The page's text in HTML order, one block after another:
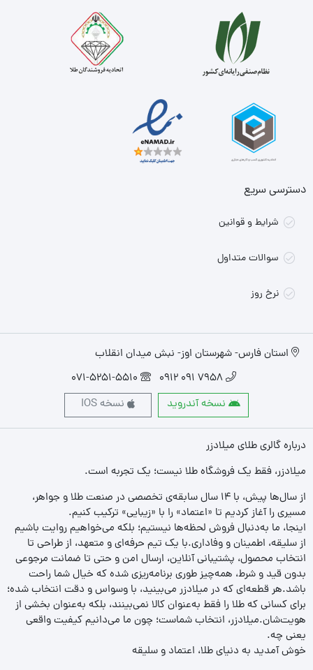
دسترسی سریع
شرایط و قوانین
سوالات متداول
نرخ روز
استان فارس- شهرستان اوز- نبش میدان انقلاب
7958 091 0912
071-5251-5510
نسخه آندروید
نسخه IOS
درباره گالری طلای میلادزر
میلادزر، فقط یک فروشگاه طلا نیست؛ یک تجربه‌ است.
از سال‌ها پیش، با ۱۴ سال سابقه‌ی تخصصی در صنعت طلا و جواهر،
مسیری را آغاز کردیم تا «اعتماد» را با «زیبایی» ترکیب کنیم.
اینجا، ما به‌دنبال فروش لحظه‌ها نیستیم؛ بلکه می‌خواهیم روایت باشیم
از سلیقه، اطمینان و وفاداری.با یک تیم حرفه‌ای و متعهد، از طراحی تا
انتخاب محصول، پشتیبانی آنلاین، ارسال امن و حتی تا ضمانت مرجوعی
بدون قید و شرط، همه‌چیز طوری برنامه‌ریزی شده که خیال شما راحت
باشد.هر قطعه‌ای که در میلادزر می‌بینید، با وسواس و دقت انتخاب شده؛
برای کسانی که طلا را فقط به‌عنوان کالا نمی‌بینند، بلکه به‌عنوان بخشی از
هویت‌شان.میلادزر، انتخاب شماست؛ چون ما می‌دانیم کیفیت واقعی
یعنی چه.
خوش آمدید به دنیای طلا، اعتماد و سلیقه